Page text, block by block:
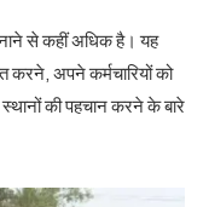
से कहीं अधिक है। यह
करने, अपने कर्मचारियों को
की पहचान करने के बारे